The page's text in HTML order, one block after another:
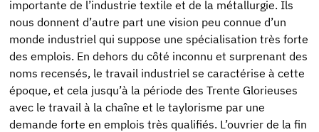
importante de l’industrie textile et de la métallurgie. Ils
nous donnent d’autre part une vision peu connue d’un
monde industriel qui suppose une spécialisation très forte
des emplois. En dehors du côté inconnu et surprenant des
noms recensés, le travail industriel se caractérise à cette
époque, et cela jusqu’à la période des Trente Glorieuses
avec le travail à la chaîne et le taylorisme par une
demande forte en emplois très qualifiés. L’ouvrier de la fin